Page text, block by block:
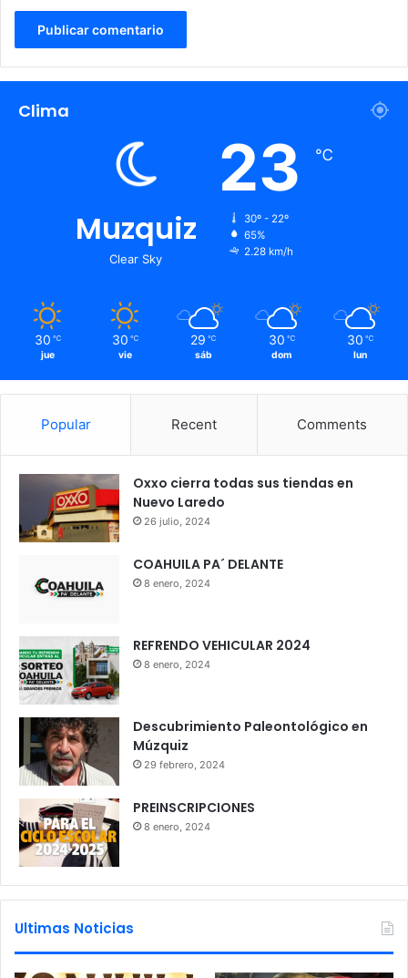
Clima
Muzquiz
Clear Sky
23 ℃
30º - 22º
65%
2.28 km/h
30 ℃
jue
30 ℃
vie
29 ℃
sáb
30 ℃
dom
30 ℃
lun
Popular Recent Comments
Oxxo cierra todas sus tiendas en
Nuevo Laredo
26 julio, 2024
COAHUILA PA´ DELANTE
8 enero, 2024
REFRENDO VEHICULAR 2024
8 enero, 2024
Descubrimiento Paleontológico en
Múzquiz
29 febrero, 2024
PREINSCRIPCIONES
8 enero, 2024
Ultimas Noticias